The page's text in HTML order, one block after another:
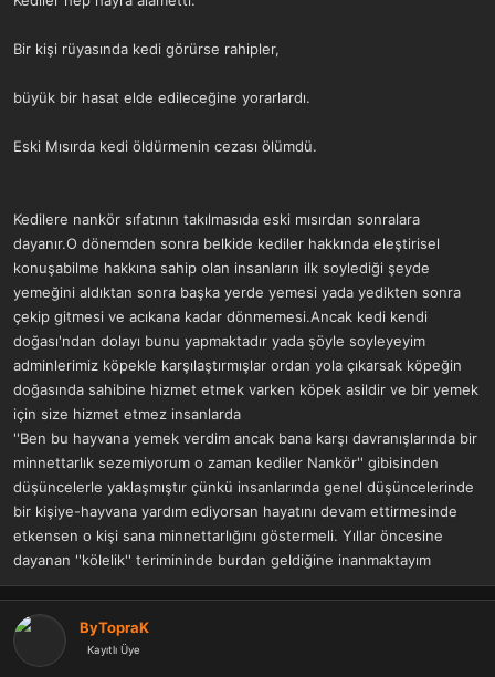
Bir kişi rüyasında kedi görürse rahipler,
büyük bir hasat elde edileceğine yorarlardı.
Eski Mısırda kedi öldürmenin cezası ölümdü.
Kedilere nankör sıfatının takılmasıda eski mısırdan sonralara
dayanır.O dönemden sonra belkide kediler hakkında eleştirisel
konuşabilme hakkına sahip olan insanların ilk soylediği şeyde
yemeğini aldıktan sonra başka yerde yemesi yada yedikten sonra
çekip gitmesi ve acıkana kadar dönmemesi.Ancak kedi kendi
doğası'ndan dolayı bunu yapmaktadır yada şöyle soyleyeyim
adminlerimiz köpekle karşılaştırmışlar ordan yola çıkarsak köpeğin
doğasında sahibine hizmet etmek varken köpek asildir ve bir yemek
için size hizmet etmez insanlarda
''Ben bu hayvana yemek verdim ancak bana karşı davranışlarında bir
minnettarlık sezemiyorum o zaman kediler Nankör'' gibisinden
düşüncelerle yaklaşmıştır çünkü insanlarında genel düşüncelerinde
bir kişiye-hayvana yardım ediyorsan hayatını devam ettirmesinde
etkensen o kişi sana minnettarlığını göstermeli. Yıllar öncesine
dayanan ''kölelik'' terimininde burdan geldiğine inanmaktayım
ByTopraK
Kayıtlı Üye